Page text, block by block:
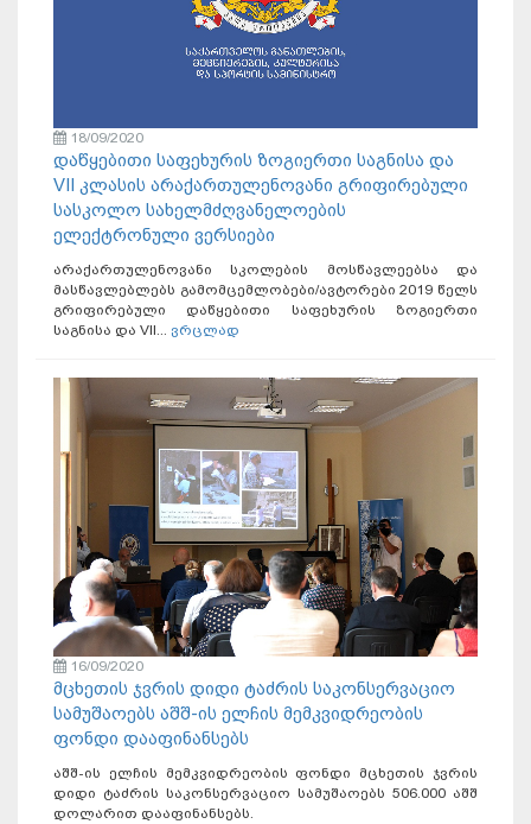
18/09/2020
დაწყებითი საფეხურის ზოგიერთი საგნისა და
VII კლასის არაქართულენოვანი გრიფირებული
სასკოლო სახელმძღვანელოების
ელექტრონული ვერსიები
არაქართულენოვანი სკოლების მოსწავლეებსა და
მასწავლებლებს გამომცემლობები/ავტორები 2019 წელს
გრიფირებული დაწყებითი საფეხურის ზოგიერთი
საგნისა და VII... ვრცლად
16/09/2020
მცხეთის ჯვრის დიდი ტაძრის საკონსერვაციო
სამუშაოებს აშშ-ის ელჩის მემკვიდრეობის
ფონდი დააფინანსებს
აშშ-ის ელჩის მემკვიდრეობის ფონდი მცხეთის ჯვრის
დიდი ტაძრის საკონსერვაციო სამუშაოებს 506.000 აშშ
დოლარით დააფინანსებს.